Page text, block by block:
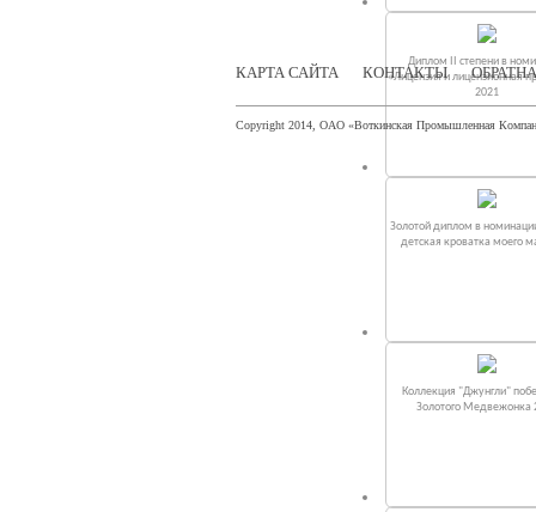
Диплом II степени в
«Лицензия и лицензионная
2021
Золотой диплом в
детская кроватка моего
Коллекция "Джунгли"
Золотого Медвежонка
КАРТА САЙТА КОНТАКТЫ
Copyright 2014, ОАО «Воткинская Промышленная